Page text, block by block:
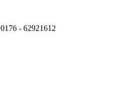
0176 - 62921612